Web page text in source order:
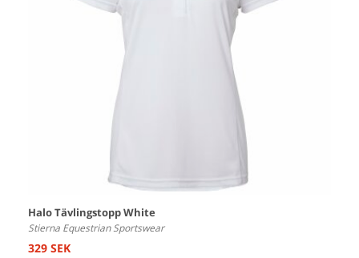
Halo Tävlingstopp White
Stierna Equestrian Sportswear
329 SEK